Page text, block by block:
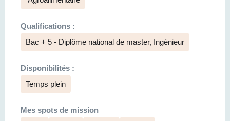
Qualifications :
Bac + 5 - Diplôme national de master, Ingénieur
Disponibilités :
Temps plein
Mes spots de mission